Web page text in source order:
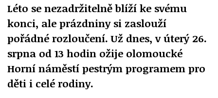
Léto se nezadržitelně blíží ke svému
konci, ale prázdniny si zaslouží
pořádné rozloučení. Už dnes, v úterý 26.
srpna od 13 hodin ožije olomoucké
Horní náměstí pestrým programem pro
děti i celé rodiny.